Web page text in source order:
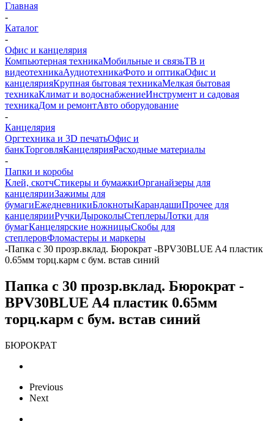
Главная
-
Каталог
-
Офис и канцелярия
Компьютерная техникаМобильные и связьТВ и
видеотехникаАудиотехникаФото и оптикаОфис и
канцелярияКрупная бытовая техникаМелкая бытовая
техникаКлимат и водоснабжениеИнструмент и садовая
техникаДом и ремонтАвто оборудование
-
Канцелярия
Оргтехника и 3D печатьОфис и
банкТорговляКанцелярияРасходные материалы
-
Папки и коробы
Клей, скотчСтикеры и бумажкиОрганайзеры для
канцелярииЗажимы для
бумагиЕжедневникиБлокнотыКарандашиПрочее для
канцелярииРучкиДыроколыСтеплерыЛотки для
бумагКанцелярские ножницыСкобы для
степлеровФломастеры и маркеры
-Папка с 30 прозр.вклад. Бюрократ -BPV30BLUE A4 пластик
0.65мм торц.карм с бум. встав синий
Папка с 30 прозр.вклад. Бюрократ -
BPV30BLUE A4 пластик 0.65мм
торц.карм с бум. встав синий
БЮРОКРАТ
Previous
Next